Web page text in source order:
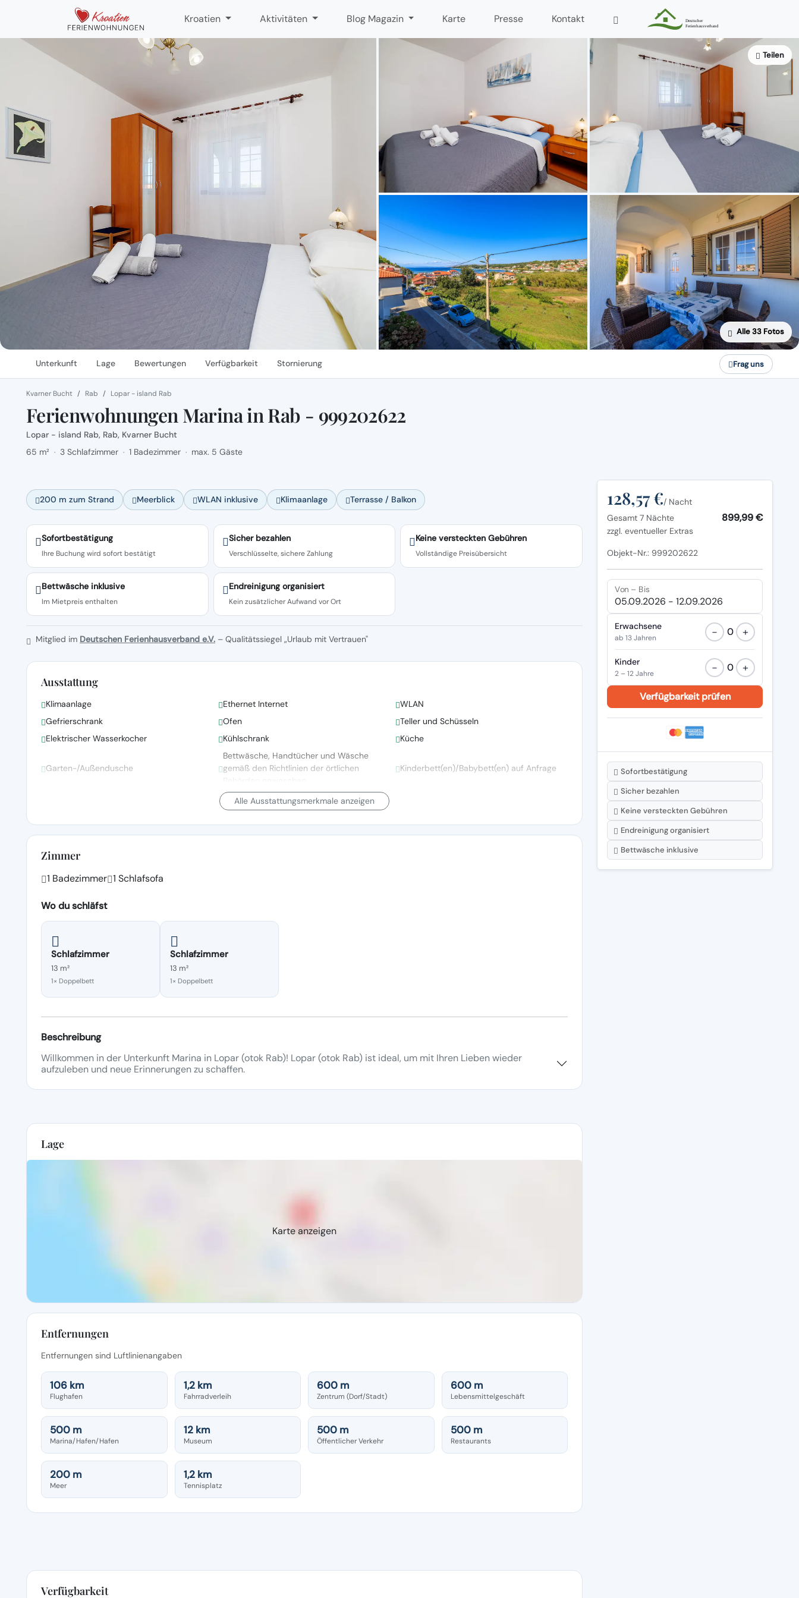
Kroatien Aktivitäten Blog Magazin Karte Presse Kontakt
Teilen
Alle 33 Fotos
Unterkunft Lage Bewertungen Verfügbarkeit Stornierung Frag uns
Kvarner Bucht Rab Lopar - island Rab
Ferienwohnungen Marina in Rab - 999202622
Lopar - island Rab, Rab, Kvarner Bucht
65 m² · 3 Schlafzimmer · 1 Badezimmer · max. 5 Gäste
200 m zum Strand Meerblick WLAN inklusive Klimaanlage Terrasse / Balkon
Sofortbestätigung
Ihre Buchung wird sofort bestätigt
Sicher bezahlen
Verschlüsselte, sichere Zahlung
Keine versteckten Gebühren
Vollständige Preisübersicht
Bettwäsche inklusive
Im Mietpreis enthalten
Endreinigung organisiert
Kein zusätzlicher Aufwand vor Ort
Mitglied im Deutschen Ferienhausverband e.V. – Qualitätssiegel „Urlaub mit Vertrauen"
Ausstattung
Klimaanlage Ethernet Internet
WLAN
Gefrierschrank
Ofen
Teller und Schüsseln
Elektrischer Wasserkocher
Kühlschrank Küche
Garten-/Außendusche
Bettwäsche, Handtücher und Wäsche
gemäß den Richtlinien der örtlichen
Kinderbett(en)/Babybett(en) auf Anfrage
Alle Ausstattungsmerkmale anzeigen
Zimmer
1 Badezimmer 1 Schlafsofa
Wo du schläfst
Schlafzimmer
13 m²
1× Doppelbett
Schlafzimmer
13 m²
1× Doppelbett
Beschreibung
Willkommen in der Unterkunft Marina in Lopar (otok Rab)! Lopar (otok Rab) ist ideal, um mit Ihren Lieben wieder
aufzuleben und neue Erinnerungen zu schaffen.
Lage
Karte anzeigen
Entfernungen
Entfernungen sind Luftlinienangaben
106 km
Flughafen
1,2 km
Fahrradverleih
600 m
Zentrum (Dorf/Stadt)
600 m
Lebensmittelgeschäft
500 m
Marina/Hafen/Hafen
12 km
Museum
500 m
Öffentlicher Verkehr
500 m
Restaurants
200 m
Meer
1,2 km
Tennisplatz
Verfügbarkeit
128,57 €/ Nacht
Gesamt 7 Nächte
899,99 €
zzgl. eventueller Extras
Objekt-Nr.: 999202622
Von – Bis
Erwachsene
ab 13 Jahren − 0 +
Kinder
2 – 12 Jahre − 0 +
Sofortbestätigung
Sicher bezahlen
Keine versteckten Gebühren
Endreinigung organisiert
Bettwäsche inklusive